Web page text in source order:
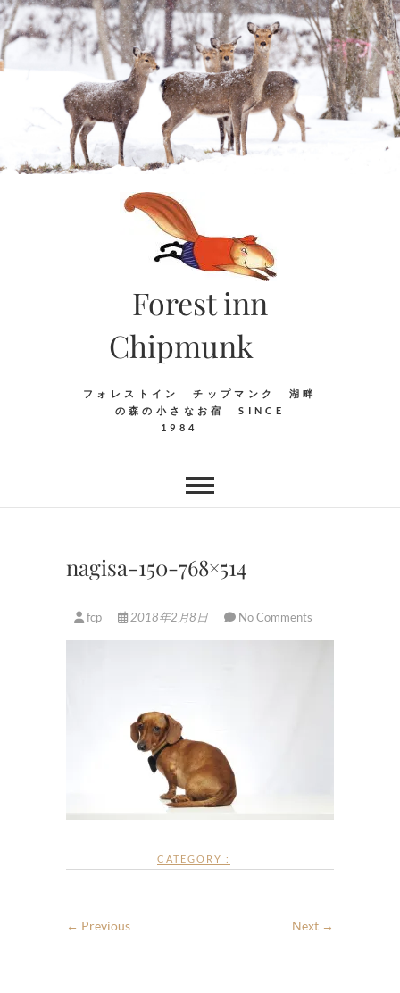
Skip
to
content
Forest inn
Chipmunk
フォレストイン チップマンク 湖畔
の森の小さなお宿 SINCE
1984
nagisa-150-768×514
fcp 2018年2月8日 No Comments
CATEGORY :
← Previous Next →